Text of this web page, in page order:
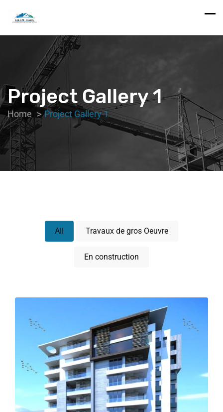
Project Gallery 1
Home Project Gallery 1
All Travaux de gros Oeuvre
En construction